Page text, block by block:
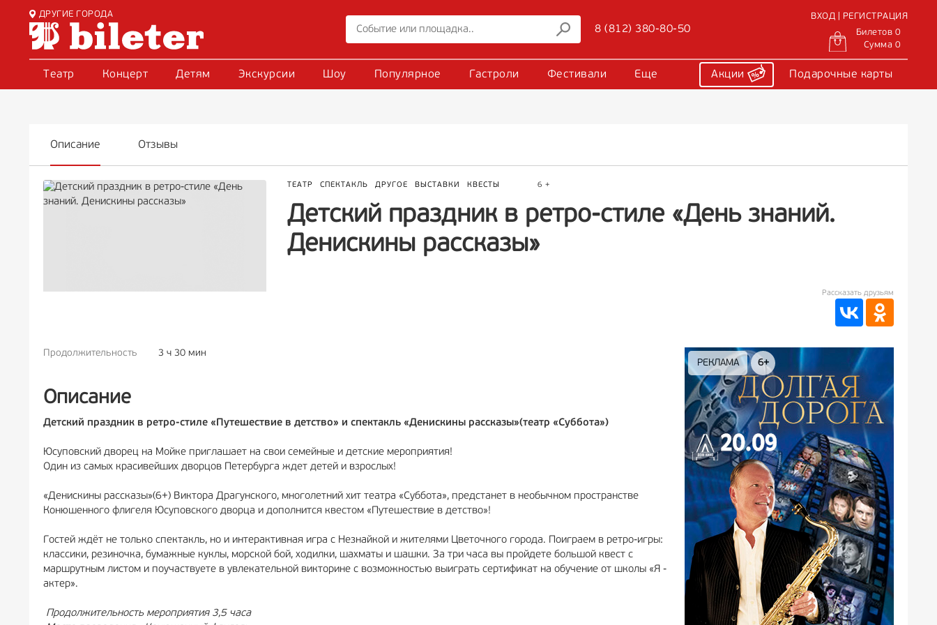
ДРУГИЕ ГОРОДА
8 (812) 380-80-50
ВХОД | РЕГИСТРАЦИЯ
Билетов 0
Сумма 0
Театр Концерт Детям Экскурсии Шоу Популярное Гастроли Фестивали Еще Акции Подарочные карты
Описание Отзывы
ТЕАТР СПЕКТАКЛЬ ДРУГОЕ ВЫСТАВКИ КВЕСТЫ 6 +
Детский праздник в ретро-стиле «День знаний.
Денискины рассказы»‎
Рассказать друзьям
Продолжительность 3 ч 30 мин
Описание
Детский праздник в ретро-стиле «Путешествие в детство»‎ и спектакль «Денискины рассказы»(театр «Суббота»)
Юсуповский дворец на Мойке приглашает на свои семейные и детские мероприятия!
Один из самых красивейших дворцов Петербурга ждет детей и взрослых!
«Денискины рассказы»(6+) Виктора Драгунского, многолетний хит театра «Суббота», предстанет в необычном пространстве
Конюшенного флигеля Юсуповского дворца и дополнится квестом «Путешествие в детство»!
Гостей ждёт не только спектакль, но и интерактивная игра с Незнайкой и жителями Цветочного города. Поиграем в ретро-игры:
классики, резиночка, бумажные куклы, морской бой, ходилки, шахматы и шашки. За три часа вы пройдете большой квест с
маршрутным листом и поучаствуете в увлекательной викторине с возможностью выиграть сертификат на обучение от школы «Я -
актер».
Продолжительность мероприятия 3,5 часа
6+ РЕКЛАМА